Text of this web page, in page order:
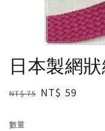
日本製網
Regular
NT$ 75 Sale
NT$ 59
數量